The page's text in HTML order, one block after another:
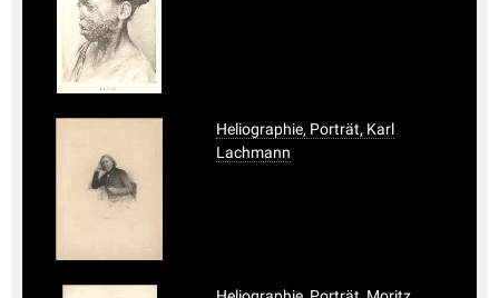
Heliographie, Porträt, Karl
Lachmann